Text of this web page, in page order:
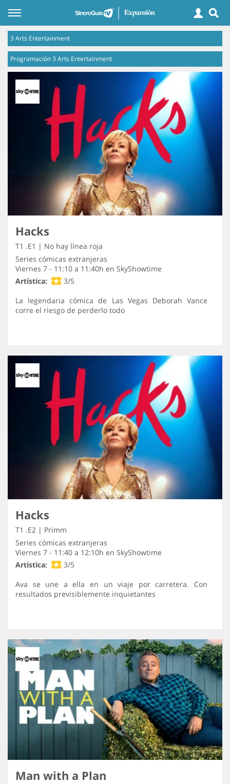
3 Arts Entertainment
Programación 3 Arts Entertainment
Hacks
T1 .E1 | No hay línea roja
Series cómicas extranjeras
Viernes 7 - 11:10 a 11:40h en SkyShowtime
Artística:
3/5
La legendaria cómica de Las Vegas Deborah Vance
corre el riesgo de perderlo todo
Hacks
T1 .E2 | Primm
Series cómicas extranjeras
Viernes 7 - 11:40 a 12:10h en SkyShowtime
Artística:
3/5
Ava se une a ella en un viaje por carretera. Con
resultados previsiblemente inquietantes
Man with a Plan